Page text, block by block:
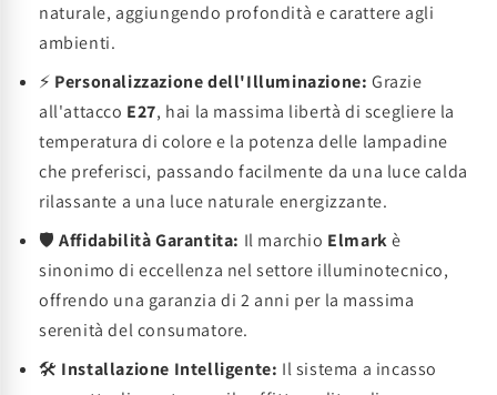
naturale, aggiungendo profondità e carattere agli
ambienti.
⚡ Personalizzazione dell'Illuminazione: Grazie
all'attacco E27, hai la massima libertà di scegliere la
temperatura di colore e la potenza delle lampadine
che preferisci, passando facilmente da una luce calda
rilassante a una luce naturale energizzante.
🛡️Affidabilità Garantita: Il marchio Elmarkè
sinonimo di eccellenza nel settore illuminotecnico,
offrendo una garanzia di 2 anni per la massima
serenità del consumatore.
🛠️ Installazione Intelligente: Il sistema a incasso